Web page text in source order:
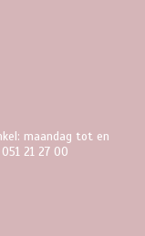
maandag tot en
21 27 00